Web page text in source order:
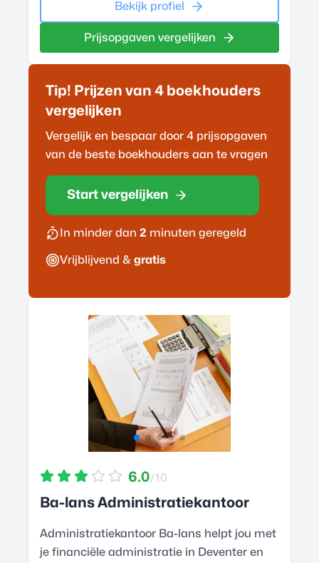
Bekijk profiel
Prijsopgaven vergelijken
Tip! Prijzen van 4 boekhouders
vergelijken
Vergelijk en bespaar door 4 prijsopgaven
van de beste boekhouders aan te vragen
Start vergelijken
In minder dan 2 minuten geregeld
Vrijblijvend & gratis
6.0/10
Ba-lans Administratiekantoor
Administratiekantoor Ba-lans helpt jou met
je financiële administratie in Deventer en